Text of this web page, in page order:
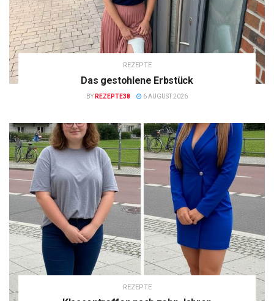
REZEPTE
Das gestohlene Erbstück
BY REZEPTE38 6 AUGUST 2026
REZEPTE